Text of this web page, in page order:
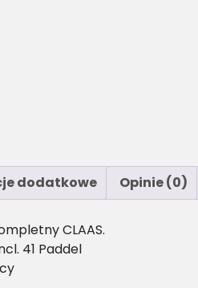
dodatkowe Opinie (0)
CLAAS.
41 Paddel